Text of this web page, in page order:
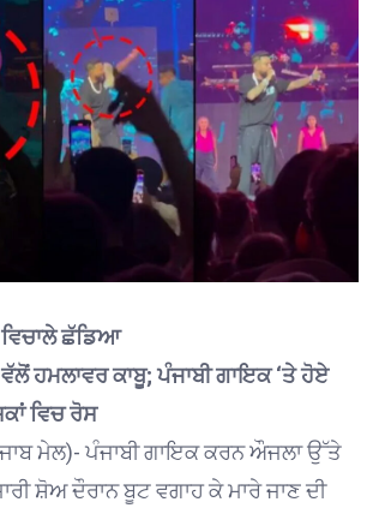
ਛੱਡਿਆ
ਹਮਲਾਵਰ ਕਾਬੂ; ਪੰਜਾਬੀ ਗਾਇਕ ‘ਤੇ ਹੋਏ
ਵਿਚ ਰੋਸ
ਮੇਲ)- ਪੰਜਾਬੀ ਗਾਇਕ ਕਰਨ ਔਜਲਾ ਉੱਤੇ
ਸ਼ੋਅ ਦੌਰਾਨ ਬੂਟ ਵਗਾਹ ਕੇ ਮਾਰੇ ਜਾਣ ਦੀ